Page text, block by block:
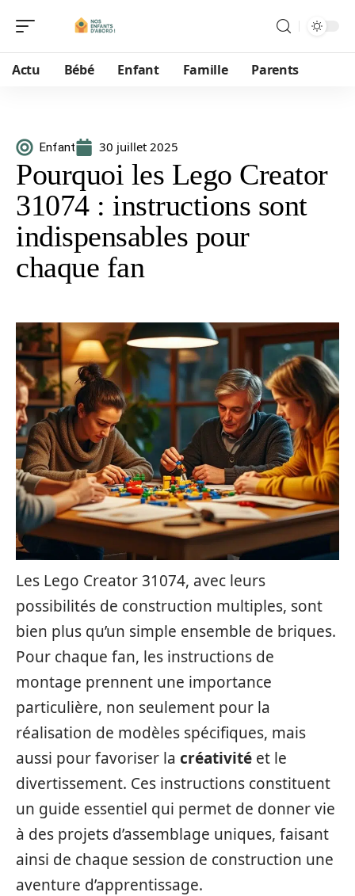
Actu Bébé Enfant Famille Parents
Enfant 30 juillet 2025
Pourquoi les Lego Creator
31074 : instructions sont
indispensables pour
chaque fan
Les Lego Creator 31074, avec leurs
possibilités de construction multiples, sont
bien plus qu’un simple ensemble de briques.
Pour chaque fan, les instructions de
montage prennent une importance
particulière, non seulement pour la
réalisation de modèles spécifiques, mais
aussi pour favoriser la créativité et le
divertissement. Ces instructions constituent
un guide essentiel qui permet de donner vie
à des projets d’assemblage uniques, faisant
ainsi de chaque session de construction une
aventure d’apprentissage.